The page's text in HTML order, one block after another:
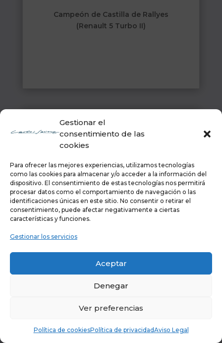
Gestionar el
consentimiento de las
cookies
Para ofrecer las mejores experiencias, utilizamos tecnologías
como las cookies para almacenar y/o acceder a la información del
dispositivo. El consentimiento de estas tecnologías nos permitirá
procesar datos como el comportamiento de navegación o las
identificaciones únicas en este sitio. No consentir o retirar el
consentimiento, puede afectar negativamente a ciertas
características y funciones.
Gestionar los servicios
Aceptar
Denegar
Ver preferencias
Política de cookiesPolítica de privacidadAviso Legal
Campeón de Castilla de Rallyes
(Renault 5 Turbo II)
OPEL MANTA 84
1984
Segundo en el Rallye de Cataluña